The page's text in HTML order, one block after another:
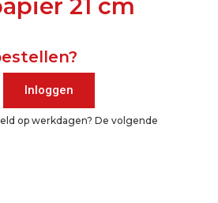
21 cm
Inloggen
op werkdagen? De volgende